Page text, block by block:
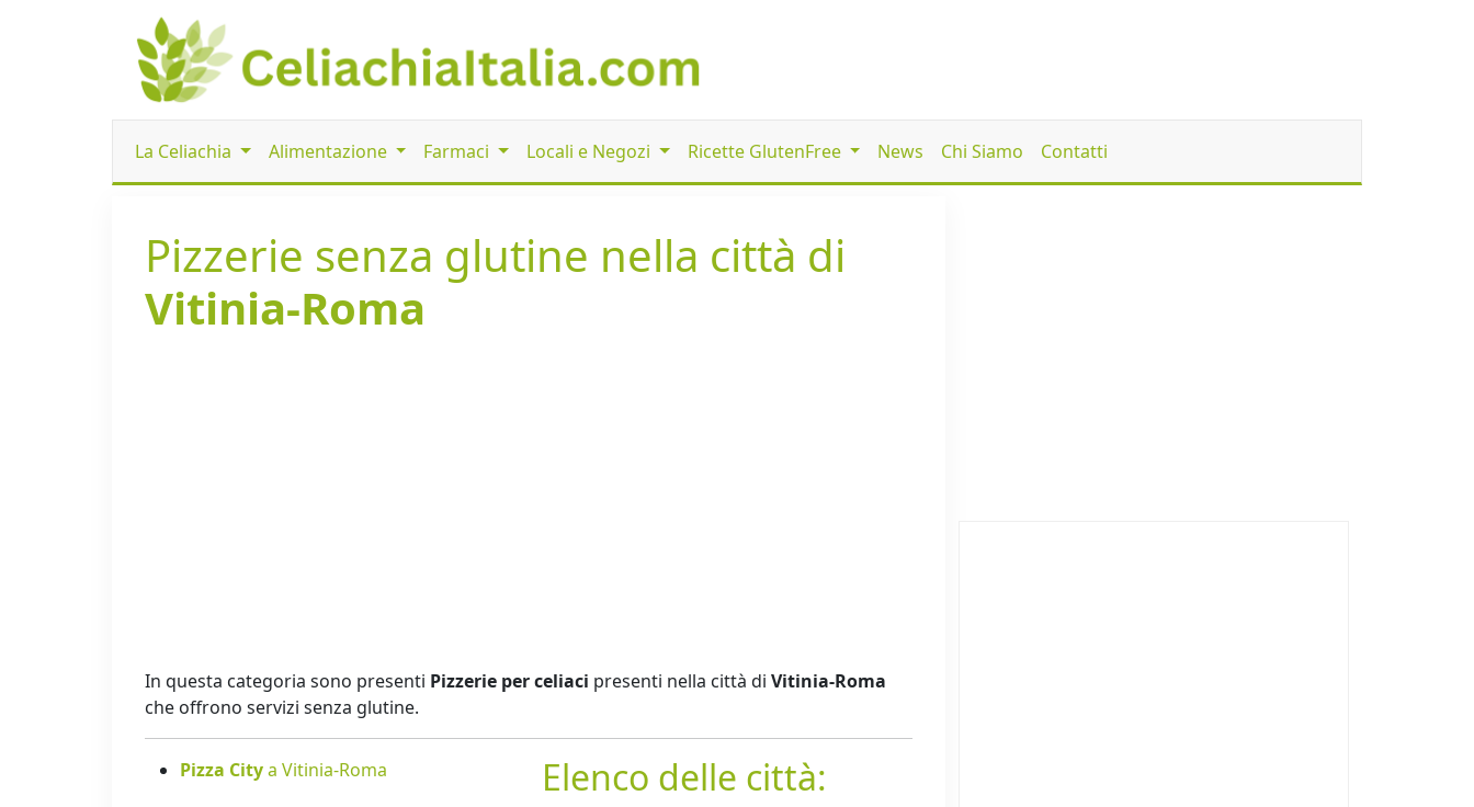
La Celiachia Alimentazione Farmaci Locali e Negozi Ricette GlutenFree News Chi Siamo Contatti
Pizzerie senza glutine nella città di
Vitinia-Roma
In questa categoria sono presenti Pizzerie per celiaci presenti nella città di Vitinia-Roma
che offrono servizi senza glutine.
Pizza Citya Vitinia-Roma Elenco delle città: